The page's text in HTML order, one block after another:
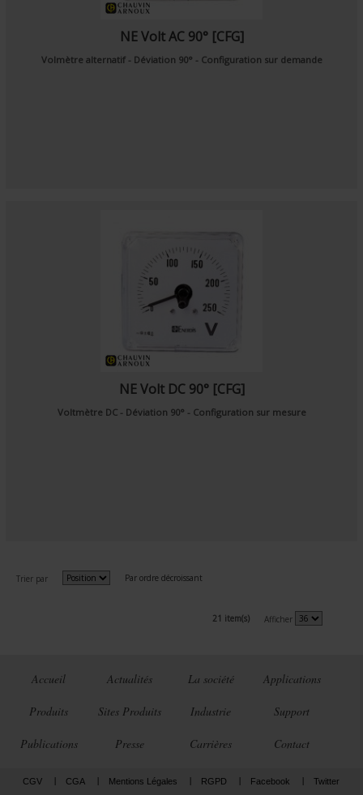
NE Volt AC 90° [CFG]
Volmètre alternatif - Déviation 90° - Configuration sur demande
NE Volt DC 90° [CFG]
Voltmètre DC - Déviation 90° - Configuration sur mesure
Trier par Par ordre décroissant
21 item(s) Afficher
Accueil Actualités La société Applications
Produits Sites Produits Industrie Support
Publications Presse Carrières Contact
CGV CGA Mentions Légales RGPD Facebook Twitter